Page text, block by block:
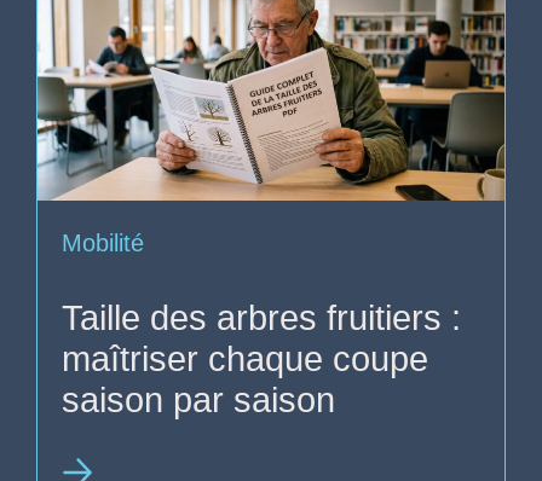
Mobilité
Taille des arbres fruitiers :
maîtriser chaque coupe
saison par saison